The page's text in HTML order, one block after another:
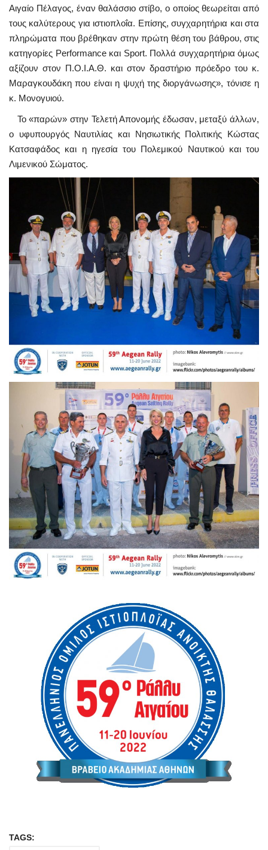
Αιγαίο Πέλαγος, έναν θαλάσσιο στίβο, ο οποίος θεωρείται από
τους καλύτερους για ιστιοπλοΐα. Επίσης, συγχαρητήρια και στα
πληρώματα που βρέθηκαν στην πρώτη θέση του βάθρου, στις
κατηγορίες Performance και Sport. Πολλά συγχαρητήρια όμως
αξίζουν στον Π.Ο.Ι.Α.Θ. και στον δραστήριο πρόεδρο του κ.
Μαραγκουδάκη που είναι η ψυχή της διοργάνωσης», τόνισε η
κ. Μονογυιού.
Το «παρών» στην Τελετή Απονομής έδωσαν, μεταξύ άλλων,
ο υφυπουργός Ναυτιλίας και Νησιωτικής Πολιτικής Κώστας
Κατσαφάδος και η ηγεσία του Πολεμικού Ναυτικού και του
Λιμενικού Σώματος.
TAGS: